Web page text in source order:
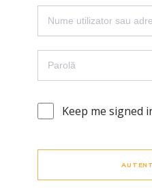
Keep me signed